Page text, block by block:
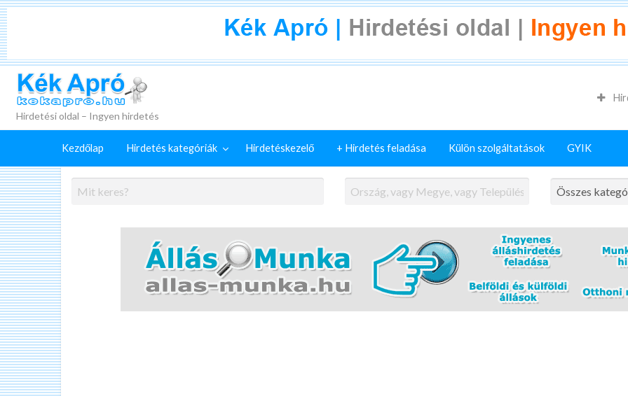
+
Hirdetés
feladása
Hirdetési oldal – Ingyen hirdetés
Kezdőlap Hirdetés kategóriák Hirdetéskezelő + Hirdetés feladása Külön szolgáltatások GYIK